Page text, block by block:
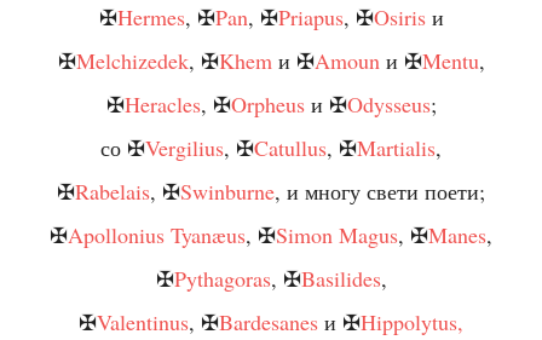
✠Hermes, ✠Pan, ✠Priapus, ✠Osirisи
✠Melchizedek, ✠Khemи ✠Amounи ✠Mentu,
✠Heracles, ✠Orpheusи ✠Odysseus;
со ✠Vergilius, ✠Catullus, ✠Martialis,
✠Rabelais, ✠Swinburne, и многу свети поети;
✠Apollonius Tyanæus, ✠Simon Magus, ✠Manes,
✠Pythagoras, ✠Basilides,
✠Valentinus, ✠Bardesanes и ✠Hippolytus,